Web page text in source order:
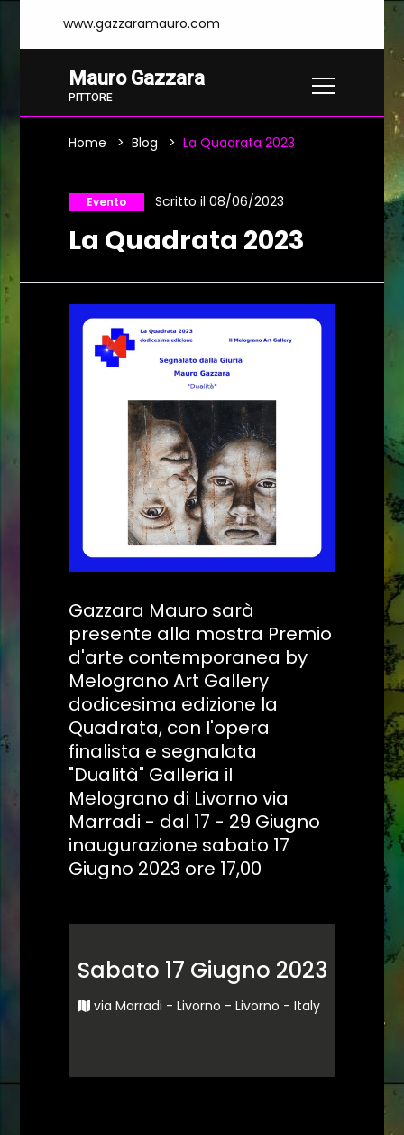
www.gazzaramauro.com
Mauro Gazzara
PITTORE
Home Blog La Quadrata 2023
Evento Scritto il 08/06/2023
La Quadrata 2023
Gazzara Mauro sarà
presente alla mostra Premio
d'arte contemporanea by
Melograno Art Gallery
dodicesima edizione la
Quadrata, con l'opera
finalista e segnalata
"Dualità" Galleria il
Melograno di Livorno via
Marradi - dal 17 - 29 Giugno
inaugurazione sabato 17
Giugno 2023 ore 17,00
Sabato 17 Giugno 2023
via Marradi - Livorno - Livorno - Italy